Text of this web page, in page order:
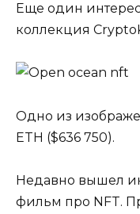
Еще один
коллекция
Одно из
ETH ($636 750).
Недавно вышел
фильм про NFT.